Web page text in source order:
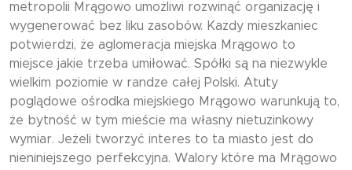
metropolii Mrągowo umożliwi rozwinąć organizację i
wygenerować bez liku zasobów. Każdy mieszkaniec
potwierdzi, że aglomeracja miejska Mrągowo to
miejsce jakie trzeba umiłować. Spółki są na niezwykle
wielkim poziomie w randze całej Polski. Atuty
poglądowe ośrodka miejskiego Mrągowo warunkują to,
że bytność w tym mieście ma własny nietuzinkowy
wymiar. Jeżeli tworzyć interes to ta miasto jest do
nieniniejszego perfekcyjna. Walory które ma Mrągowo